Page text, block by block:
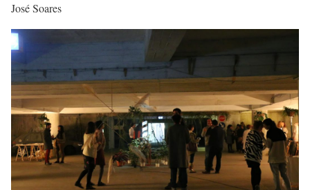
José Soares